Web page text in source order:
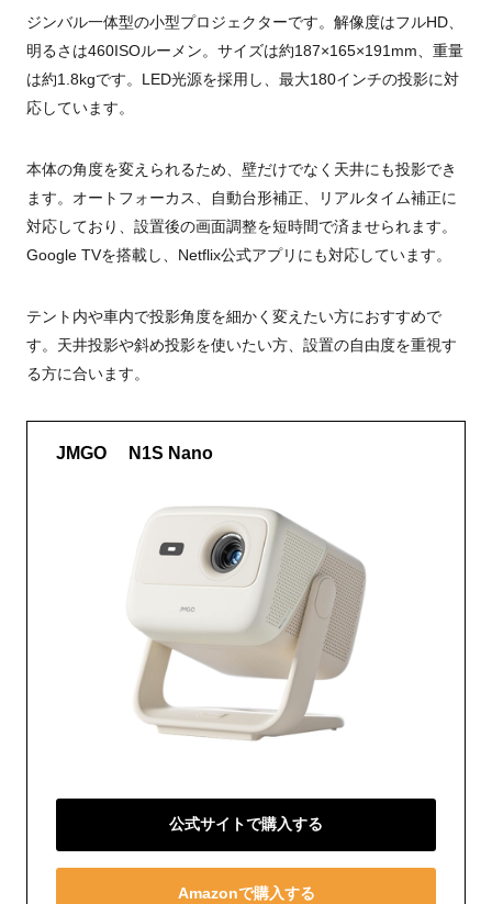
ジンバル一体型の小型プロジェクターです。解像度はフルHD、
明るさは460ISOルーメン。サイズは約187×165×191mm、重量
は約1.8kgです。LED光源を採用し、最大180インチの投影に対
応しています。
本体の角度を変えられるため、壁だけでなく天井にも投影でき
ます。オートフォーカス、自動台形補正、リアルタイム補正に
対応しており、設置後の画面調整を短時間で済ませられます。
Google TVを搭載し、Netflix公式アプリにも対応しています。
テント内や車内で投影角度を細かく変えたい方におすすめで
す。天井投影や斜め投影を使いたい方、設置の自由度を重視す
る方に合います。
JMGO N1S Nano
公式サイトで購入する
Amazonで購入する